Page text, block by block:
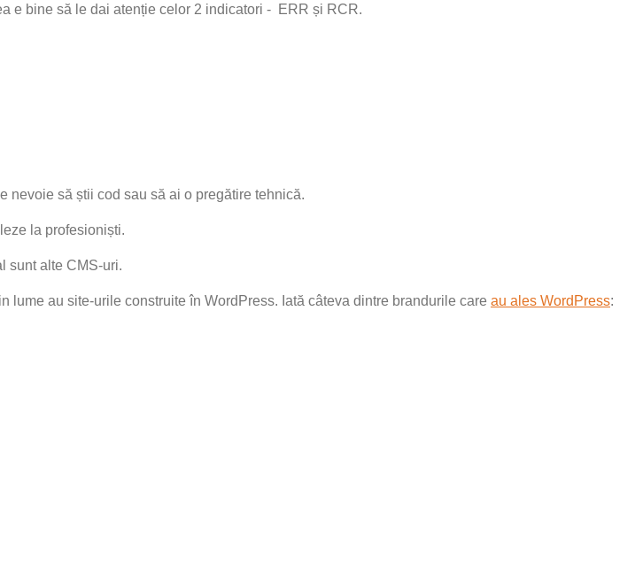
e bine să le dai atenție celor 2 indicatori - ERR și RCR.
nevoie să știi cod sau să ai o pregătire tehnică.
la profesioniști.
sunt alte CMS-uri.
au site-urile construite în WordPress. Iată câteva dintre brandurile care au ales WordPress: